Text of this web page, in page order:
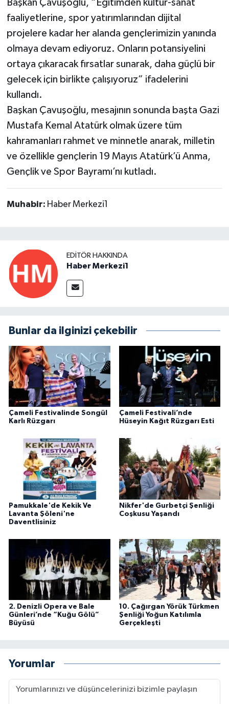
Başkan Çavuşoğlu, “Eğitimden kültür-sanat
faaliyetlerine, spor yatırımlarından dijital
projelere kadar her alanda gençlerimizin yanında
olmaya devam ediyoruz. Onların potansiyelini
ortaya çıkaracak fırsatlar sunarak, daha güçlü bir
gelecek için birlikte çalışıyoruz” ifadelerini
kullandı.
Başkan Çavuşoğlu, mesajının sonunda başta Gazi
Mustafa Kemal Atatürk olmak üzere tüm
kahramanları rahmet ve minnetle anarak, milletin
ve özellikle gençlerin 19 Mayıs Atatürk’ü Anma,
Gençlik ve Spor Bayramı’nı kutladı.
Muhabir: Haber Merkezi1
EDITÖR HAKKINDA
Haber Merkezi1
Bunlar da ilginizi çekebilir
Çameli Festivalinde Songül
Karlı Rüzgarı
Çameli Festivali’nde
Hüseyin Kağıt Rüzgarı Esti
Pamukkale'de Kekik Ve
Lavanta Şöleni'ne
Daventlisiniz
Nikfer'de Gurbetçi Şenliği
Coşkusu Yaşandı
2. Denizli Opera ve Bale
Günleri’nde “Kuğu Gölü”
Büyüsü
10. Çağırgan Yörük Türkmen
Şenliği Yoğun Katılımla
Gerçekleşti
Yorumlar